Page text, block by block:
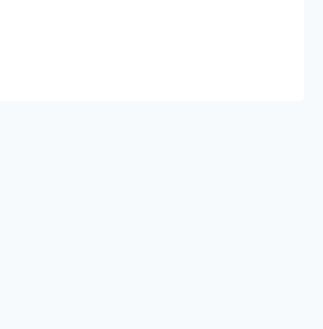
y jugueteo con el mechero